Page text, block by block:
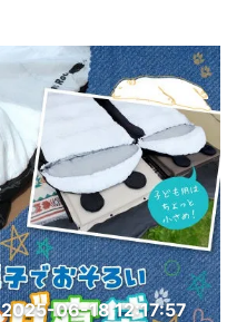
2025-06-18 12:17:57